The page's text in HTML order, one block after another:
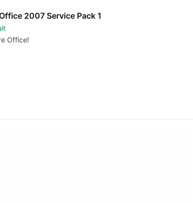
2007 Service Pack 1
Office!